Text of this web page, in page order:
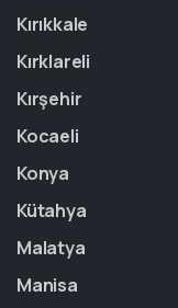
Kırıkkale
Kırklareli
Kırşehir
Kocaeli
Konya
Kütahya
Malatya
Manisa